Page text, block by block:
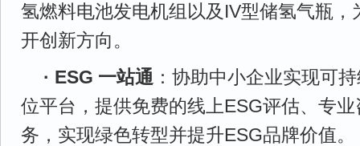
氢燃料电池发电机组以及IV型储氢气瓶，
开创新方向。
· ESG 一站通 ：协助中小企业实现可
位平台，提供免费的线上ESG评估、专
务，实现绿色转型并提升ESG品牌价值。